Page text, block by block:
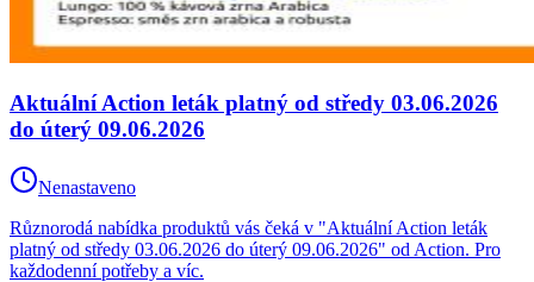
Aktuální Action leták platný od středy 03.06.2026
do úterý 09.06.2026
Nenastaveno
Různorodá nabídka produktů vás čeká v "Aktuální Action leták
platný od středy 03.06.2026 do úterý 09.06.2026" od Action. Pro
každodenní potřeby a víc.